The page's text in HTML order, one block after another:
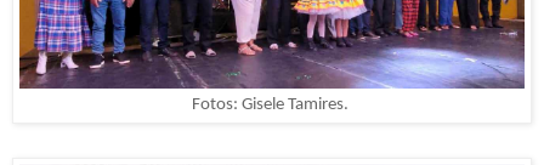
Fotos: Gisele Tamires.